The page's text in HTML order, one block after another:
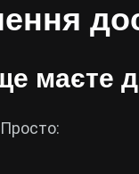
маєте